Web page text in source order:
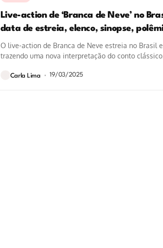
Live-action de ‘Branca de Neve’ no
data de estreia, elenco, sinopse,
O live-action de Branca de Neve estreia no Brasil
trazendo uma nova interpretação do conto
Carla Lima 19/03/2025